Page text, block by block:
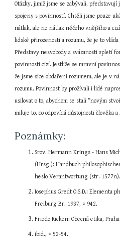
Otázky, jimiž jsme se zabývali,
spojeny s povinností. Chtěli jsme pouze
nátlak, ale ne nátlak něčeho vnějšího a
lidské přirozenosti a rozumu, že je to
Představy nesvobody a svázanosti spletí
povinnosti cizí. Jestliže se mravní
že jsme sice obdařeni rozumem, ale je v
rozumu. Povinnost by prožívali i lidé
usilovat o to, abychom se stali ”novým
miluje to, co odpovídá důstojnosti člověka
Poznámky:
Srov. Hermann Krings - Hans
(Hrsg.): Handbuch
heslo Verantwortung (str. 1577n).
Iosephus Gredt O.S.D.: Elementa
Freiburg Br. 1937, ¤ 942.
Friedo Ricken: Obecná etika,
ibid., ¤ 52-54.